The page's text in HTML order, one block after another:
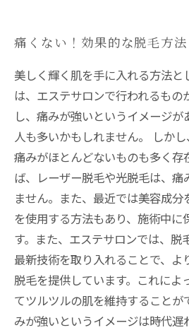
痛くない！効果的な脱毛方法
美しく輝く肌を手に入れる方法と
は、エステサロンで行われるもの
し、痛みが強いというイメージが
人も多いかもしれません。 しか
痛みがほとんどないものも多く存
ば、レーザー脱毛や光脱毛は、痛
ません。また、最近では美容成
を使用する方法もあり、施術中に
す。また、エステサロンでは、脱
最新技術を取り入れることで、よ
脱毛を提供しています。これによ
てツルツルの肌を維持することが
みが強いというイメージは時代遅